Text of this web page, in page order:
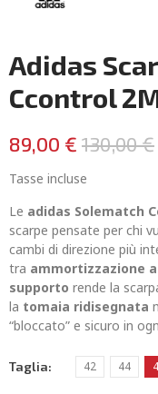
Adidas
Ccontrol
89,00 € 130,00 €
Tasse incluse
Le adidas Solematch
scarpe pensate per chi
cambi di direzione più
tra ammortizzazione
supporto rende la
la tomaia ridisegnata
“bloccato” e sicuro in
Taglia 42 44